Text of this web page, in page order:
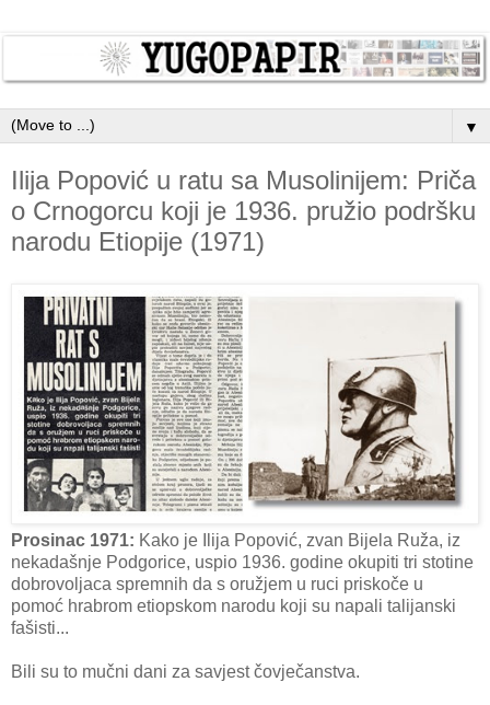
▼
Ilija Popović u ratu sa Musolinijem: Priča
o Crnogorcu koji je 1936. pružio podršku
narodu Etiopije (1971)
Prosinac 1971: Kako je Ilija Popović, zvan Bijela Ruža, iz
nekadašnje Podgorice, uspio 1936. godine okupiti tri stotine
dobrovoljaca spremnih da s oružjem u ruci priskoče u
pomoć hrabrom etiopskom narodu koji su napali talijanski
fašisti...
Bili su to mučni dani za savjest čovječanstva.